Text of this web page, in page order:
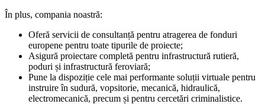
În plus, compania noastră:
Oferă servicii de consultanță pentru atragerea de fonduri
europene pentru toate tipurile de proiecte;
Asigură proiectare completă pentru infrastructură rutieră,
poduri și infrastructură feroviară;
Pune la dispoziție cele mai performante soluții virtuale pentru
instruire în sudură, vopsitorie, mecanică, hidraulică,
electromecanică, precum și pentru cercetări criminalistice.